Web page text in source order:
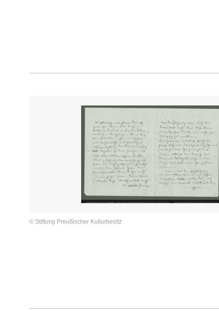
© Stiftung Preußischer Kulturbesitz